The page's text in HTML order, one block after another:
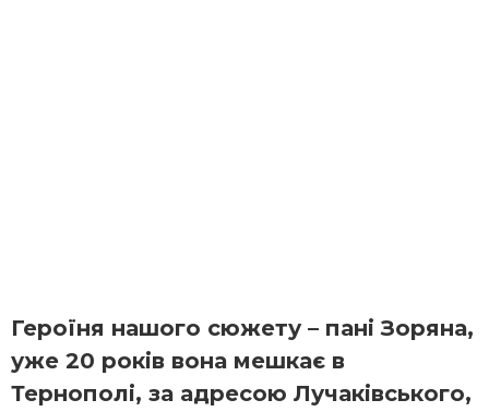
Героїня нашого сюжету – пані Зоряна,
уже 20 років вона мешкає в
Тернополі, за адресою Лучаківського,